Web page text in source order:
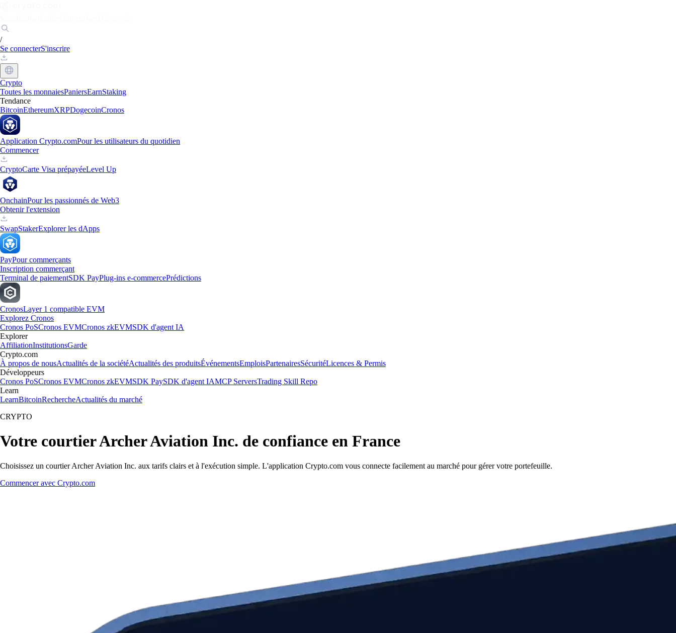
/
Se connecterS'inscrire
Crypto
Toutes les monnaiesPaniersEarnStaking
Tendance
BitcoinEthereumXRPDogecoinCronos
Application Crypto.comPour les utilisateurs du quotidien
Commencer
CryptoCarte Visa prépayéeLevel Up
OnchainPour les passionnés de Web3
Obtenir l'extension
SwapStakerExplorer les dApps
PayPour commerçants
Inscription commerçant
Terminal de paiementSDK PayPlug-ins e-commercePrédictions
CronosLayer 1 compatible EVM
Explorez Cronos
Cronos PoSCronos EVMCronos zkEVMSDK d'agent IA
Explorer
AffiliationInstitutionsGarde
Crypto.com
À propos de nousActualités de la sociétéActualités des produitsÉvénementsEmploisPartenairesSécuritéLicences & Permis
Développeurs
Cronos PoSCronos EVMCronos zkEVMSDK PaySDK d'agent IAMCP ServersTrading Skill Repo
Learn
LearnBitcoinRechercheActualités du marché
CRYPTO
Votre courtier Archer Aviation Inc. de confiance en France
Choisissez un courtier Archer Aviation Inc. aux tarifs clairs et à l'exécution simple. L'application Crypto.com vous connecte facilement au marché pour gérer votre portefeuille.
Commencer avec Crypto.com